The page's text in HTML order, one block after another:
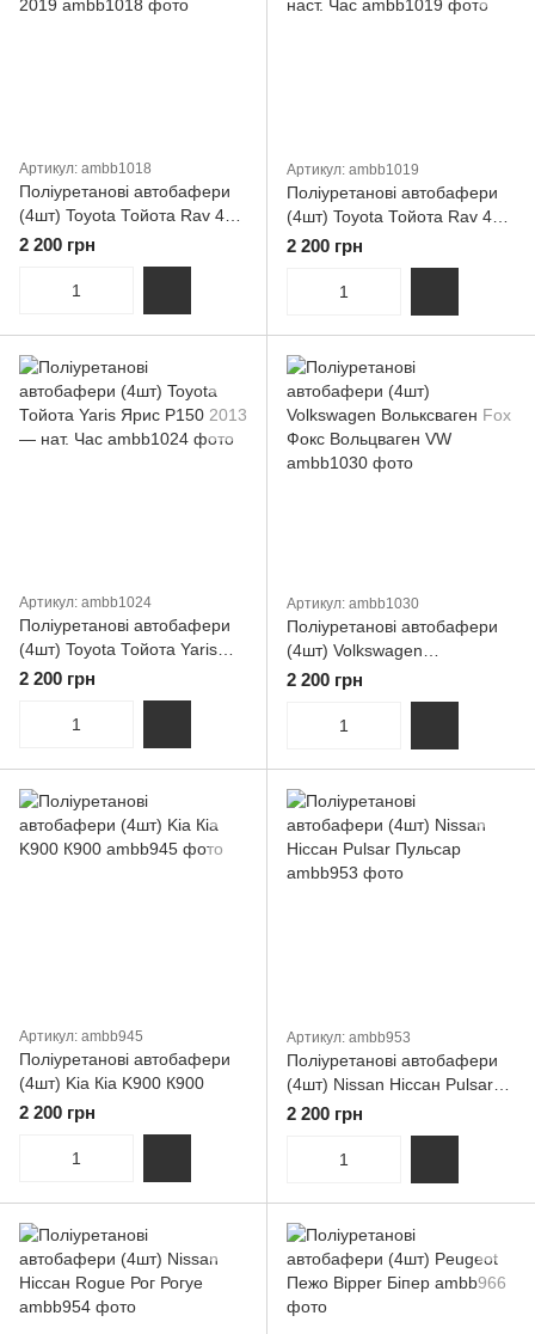
Артикул: ambb1018
Поліуретанові автобафери
(4шт) Toyota Тойота Rav 4
Рів 4 2012 — 2019
2 200 грн
Артикул: ambb1019
Поліуретанові автобафери
(4шт) Toyota Тойота Rav 4
Рів 4 2018 наст. Час
2 200 грн
Артикул: ambb1024
Поліуретанові автобафери
(4шт) Toyota Тойота Yaris
Ярис P150 2013 — нат. Час
2 200 грн
Артикул: ambb1030
Поліуретанові автобафери
(4шт) Volkswagen
Вольксваген Fox Фокс
2 200 грн
Артикул: ambb945
Поліуретанові автобафери
(4шт) Kia Кіа K900 К900
2 200 грн
Артикул: ambb953
Поліуретанові автобафери
(4шт) Nissan Ніссан Pulsar
Пульсар
2 200 грн